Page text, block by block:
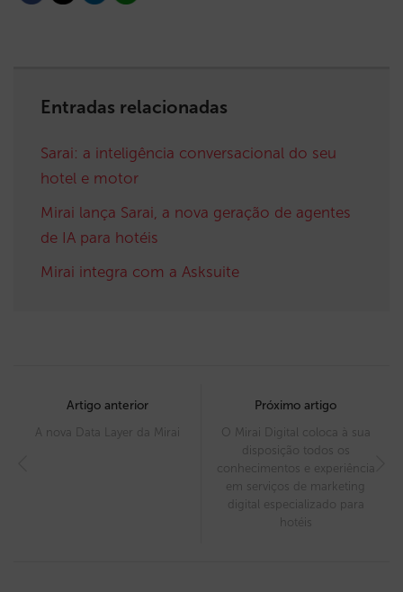
Entradas relacionadas
Sarai: a inteligência conversacional do seu
hotel e motor
Mirai lança Sarai, a nova geração de agentes
de IA para hotéis
Mirai integra com a Asksuite
navigation
Artigo anterior
A nova Data Layer da Mirai
Próximo artigo
O Mirai Digital coloca à sua
disposição todos os
conhecimentos e experiência
em serviços de marketing
digital especializado para
hotéis